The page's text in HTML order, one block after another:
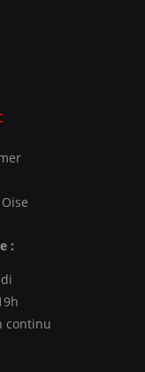
:
continu